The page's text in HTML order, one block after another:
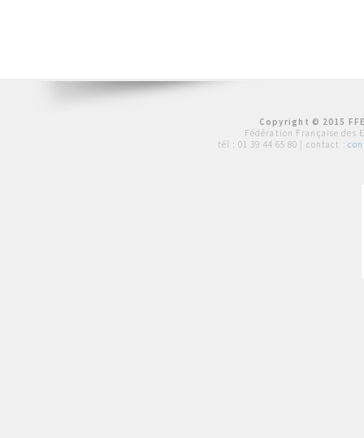
Copyright © 2015
Fédération Française des
tél : 01 39 44 65 80 | contact :